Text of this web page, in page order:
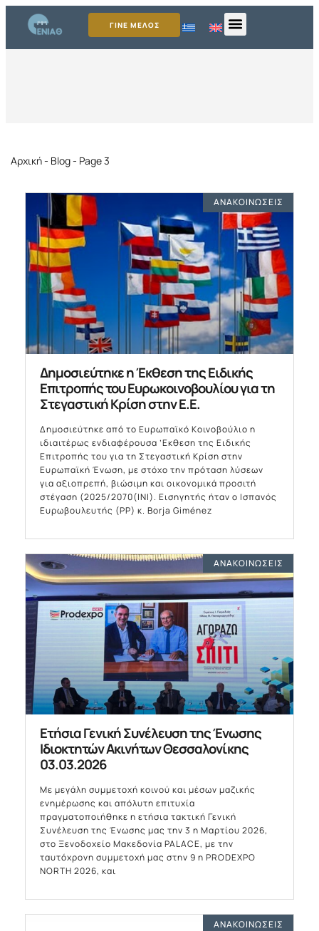
ΓΙΝΕ ΜΕΛΟΣ
Αρχική- Blog- Page 3
ΑΝΑΚΟΙΝΏΣΕΙΣ
Δημοσιεύτηκε η Έκθεση της Ειδικής
Επιτροπής του Ευρωκοινοβουλίου για τη
Στεγαστική Κρίση στην Ε.Ε.
Δημοσιεύτηκε από το Ευρωπαϊκό Κοινοβούλιο η
ιδιαιτέρως ενδιαφέρουσα ’Εκθεση της Ειδικής
Επιτροπής του για τη Στεγαστική Κρίση στην
Ευρωπαϊκή Ένωση, με στόχο την πρόταση λύσεων
για αξιοπρεπή, βιώσιμη και οικονομικά προσιτή
στέγαση (2025/2070(INI). Εισηγητής ήταν ο Ισπανός
Ευρωβουλευτής (ΡΡ) κ. Borja Giménez
ΑΝΑΚΟΙΝΏΣΕΙΣ
Ετήσια Γενική Συνέλευση της Ένωσης
Ιδιοκτητών Ακινήτων Θεσσαλονίκης
03.03.2026
Με μεγάλη συμμετοχή κοινού και μέσων μαζικής
ενημέρωσης και απόλυτη επιτυχία
πραγματοποιήθηκε η ετήσια τακτική Γενική
Συνέλευση της Ένωσης μας την 3 η Μαρτίου 2026,
στο Ξενοδοχείο Μακεδονία PALACE, με την
ταυτόχρονη συμμετοχή μας στην 9 η PRODEXPO
NORTH 2026, και
ΑΝΑΚΟΙΝΏΣΕΙΣ